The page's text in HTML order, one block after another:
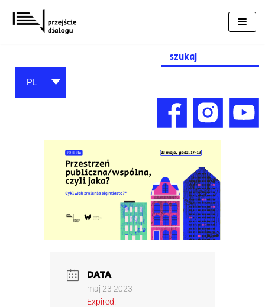
Przejdź
do
Search
for:
PL
DATA
maj 23 2023
Expired!